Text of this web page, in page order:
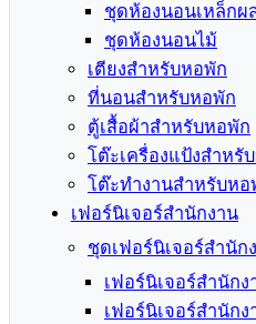
ชุดห้องนอนเหล็กผ
ชุดห้องนอนไม้
เตียงสำหรับหอพัก
ที่นอนสำหรับหอพัก
ตู้เสื้อผ้าสำหรับหอพัก
โต๊ะเครื่องแป้งสำหรั
โต๊ะทำงานสำหรับหอ
เฟอร์นิเจอร์สำนักงาน
ชุดเฟอร์นิเจอร์สำนัก
เฟอร์นิเจอร์สำนักง
เฟอร์นิเจอร์สำนัก